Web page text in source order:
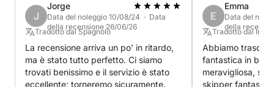
J
Jorge
Data del noleggio 10/08/24 · Data
della recensione 26/06/26
Tradotto dal Spagnolo
La recensione arriva un po' in ritardo,
ma è stato tutto perfetto. Ci siamo
trovati benissimo e il servizio è stato
eccellente; torneremo sicuramente.
E
Emma
Data del
della
Tradotto dal
Abbiamo
fantastica in
meravigliosa,
skipper